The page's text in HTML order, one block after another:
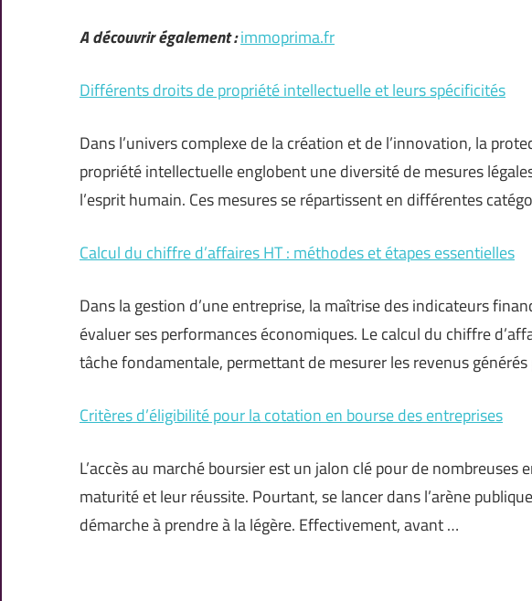
A découvrir également :immoprima.fr
Différents droits de propriété intellectuelle et leurs spécificités
Dans l’univers complexe de la création et de l’innovation, la
propriété intellectuelle englobent une diversité de mesures
l’esprit humain. Ces mesures se répartissent en différentes
Calcul du chiffre d’affaires HT : méthodes et étapes essentielles
Dans la gestion d’une entreprise, la maîtrise des indicateurs
évaluer ses performances économiques. Le calcul du chiffre
tâche fondamentale, permettant de mesurer les revenus
Critères d’éligibilité pour la cotation en bourse des entreprises
L’accès au marché boursier est un jalon clé pour de
maturité et leur réussite. Pourtant, se lancer dans l’arène
démarche à prendre à la légère. Effectivement, avant …